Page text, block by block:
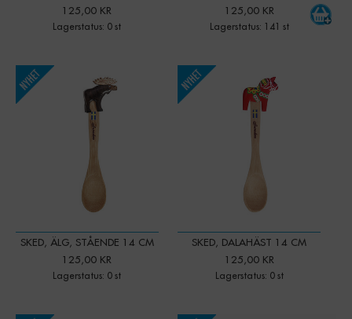
125,00 KR
Lagerstatus: 0 st
125,00 KR
Lagerstatus: 141 st
SKED, ÄLG, STÅENDE 14 CM
125,00 KR
Lagerstatus: 0 st
SKED, DALAHÄST 14 CM
125,00 KR
Lagerstatus: 0 st